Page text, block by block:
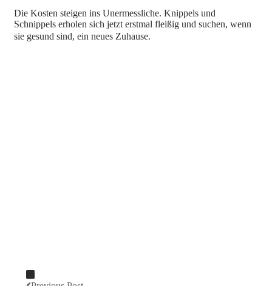
Die Kosten steigen ins Unermessliche. Knippels und
Schnippels erholen sich jetzt erstmal fleißig und suchen, wenn
sie gesund sind, ein neues Zuhause.